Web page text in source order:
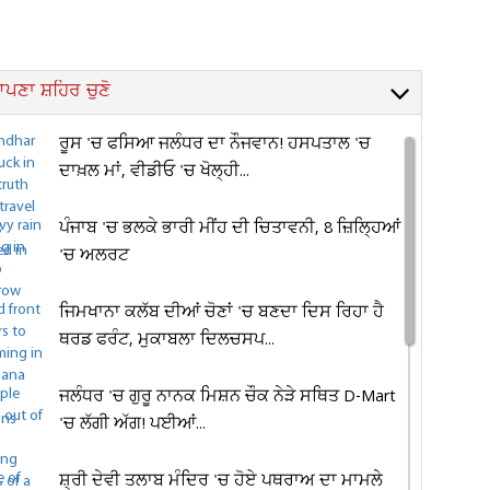
ਸ਼ਹਿਰ ਚੁਣੋ
ਰੂਸ 'ਚ ਫਸਿਆ ਜਲੰਧਰ ਦਾ ਨੌਜਵਾਨ! ਹਸਪਤਾਲ 'ਚ
ਦਾਖ਼ਲ ਮਾਂ, ਵੀਡੀਓ 'ਚ ਖੋਲ੍ਹੀ...
ਪੰਜਾਬ 'ਚ ਭਲਕੇ ਭਾਰੀ ਮੀਂਹ ਦੀ ਚਿਤਾਵਨੀ, 8 ਜ਼ਿਲ੍ਹਿਆਂ
'ਚ ਅਲਰਟ
ਜਿਮਖਾਨਾ ਕਲੱਬ ਦੀਆਂ ਚੋਣਾਂ 'ਚ ਬਣਦਾ ਦਿਸ ਰਿਹਾ ਹੈ
ਥਰਡ ਫਰੰਟ, ਮੁਕਾਬਲਾ ਦਿਲਚਸਪ...
ਜਲੰਧਰ 'ਚ ਗੁਰੂ ਨਾਨਕ ਮਿਸ਼ਨ ਚੌਕ ਨੇੜੇ ਸਥਿਤ D-Mart
'ਚ ਲੱਗੀ ਅੱਗ! ਪਈਆਂ...
ਸ਼੍ਰੀ ਦੇਵੀ ਤਲਾਬ ਮੰਦਿਰ 'ਚ ਹੋਏ ਪਥਰਾਅ ਦਾ ਮਾਮਲੇ